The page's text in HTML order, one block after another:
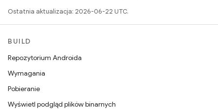
Ostatnia aktualizacja: 2026-06-22 UTC.
BUILD
Repozytorium Androida
Wymagania
Pobieranie
Wyświetl podgląd plików binarnych